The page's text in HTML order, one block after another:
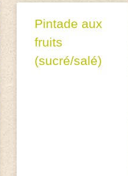
Pintade aux
fruits
(sucré/salé)